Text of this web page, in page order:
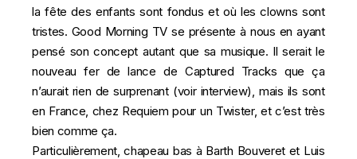
la fête des enfants sont fondus et où les clowns sont
tristes. Good Morning TV se présente à nous en ayant
pensé son concept autant que sa musique. Il seraitle
nouveau fer de lance de Captured Tracks que ça
n’aurait rien de surprenant (voir interview), mais ils sont
en France, chez Requiem pour un Twister, et c’est très
bien comme ça.
Particulièrement, chapeau bas à Barth Bouveret et Luis